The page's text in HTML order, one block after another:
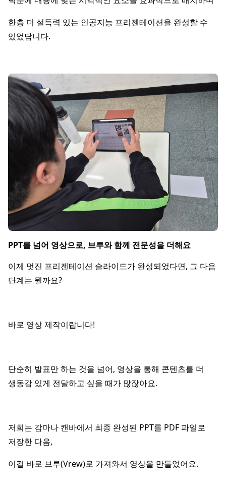
한층 더 설득력 있는 인공지능 프리젠테이션을 완성할 수
있었답니다.
PPT를 넘어 영상으로, 브루와 함께 전문성을 더해요
이제 멋진 프리젠테이션 슬라이드가 완성되었다면, 그 다음
단계는 뭘까요?
바로 영상 제작이랍니다!
단순히 발표만 하는 것을 넘어, 영상을 통해 콘텐츠를 더
생동감 있게 전달하고 싶을 때가 많잖아요.
저희는 감마나 캔바에서 최종 완성된 PPT를 PDF 파일로
저장한 다음,
이걸 바로 브루(Vrew)로 가져와서 영상을 만들었어요.